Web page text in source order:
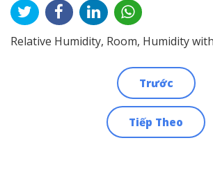
Relative Humidity, Room, Humidity
Trước
Tiếp Theo